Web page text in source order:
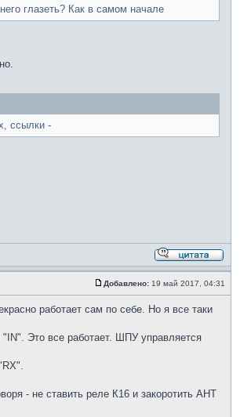
глазеть? Как в самом начале
ссылки -
Добавлено: 19 май 2017, 04:31
работает сам по себе. Но я все таки
Это все работает. ШПУ управляется
- не ставить реле К16 и закоротить АНТ